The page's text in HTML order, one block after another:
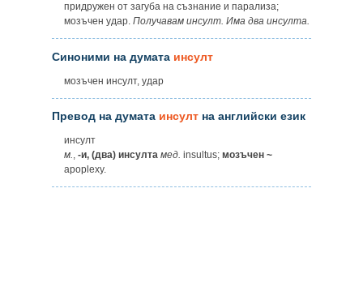
придружен от загуба на съзнание и парализа;
мозъчен удар. Получавам инсулт. Има два инсулта.
Синоними на думата инсулт
мозъчен инсулт, удар
Превод на думата инсулт на английски език
инсулт
м., -и, (два) инсулта мед. insultus; мозъчен ~
apoplexy.